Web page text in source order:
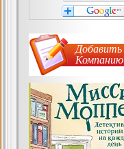
Добавить
Компанию